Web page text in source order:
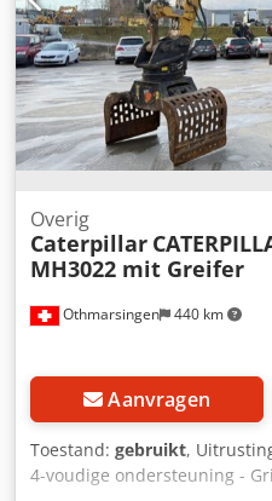
Othmarsingen 440 km
Overig
Caterpillar
MH3022 mit Greifer
Aanvragen
Toestand: gebruikt,
4-voudige ondersteuning -